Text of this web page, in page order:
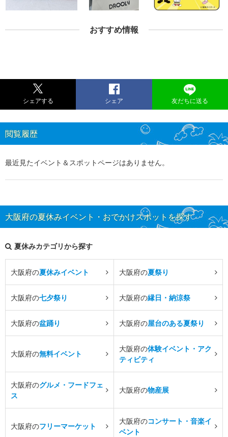
おすすめ情報
シェアする シェア 友だちに送る
閲覧履歴
最近見たイベント＆スポットページはありません。
大阪府の夏休みイベント・おでかけスポットを探す
夏休みカテゴリから探す
大阪府の夏休みイベント 大阪府の夏祭り
大阪府の七夕祭り 大阪府の縁日・納涼祭
大阪府の盆踊り 大阪府の屋台のある夏祭り
大阪府の無料イベント
大阪府の体験イベント・アク
ティビティ
大阪府のグルメ・フードフェ
ス
大阪府の物産展
大阪府のフリーマーケット
大阪府のコンサート・音楽イ
ベント